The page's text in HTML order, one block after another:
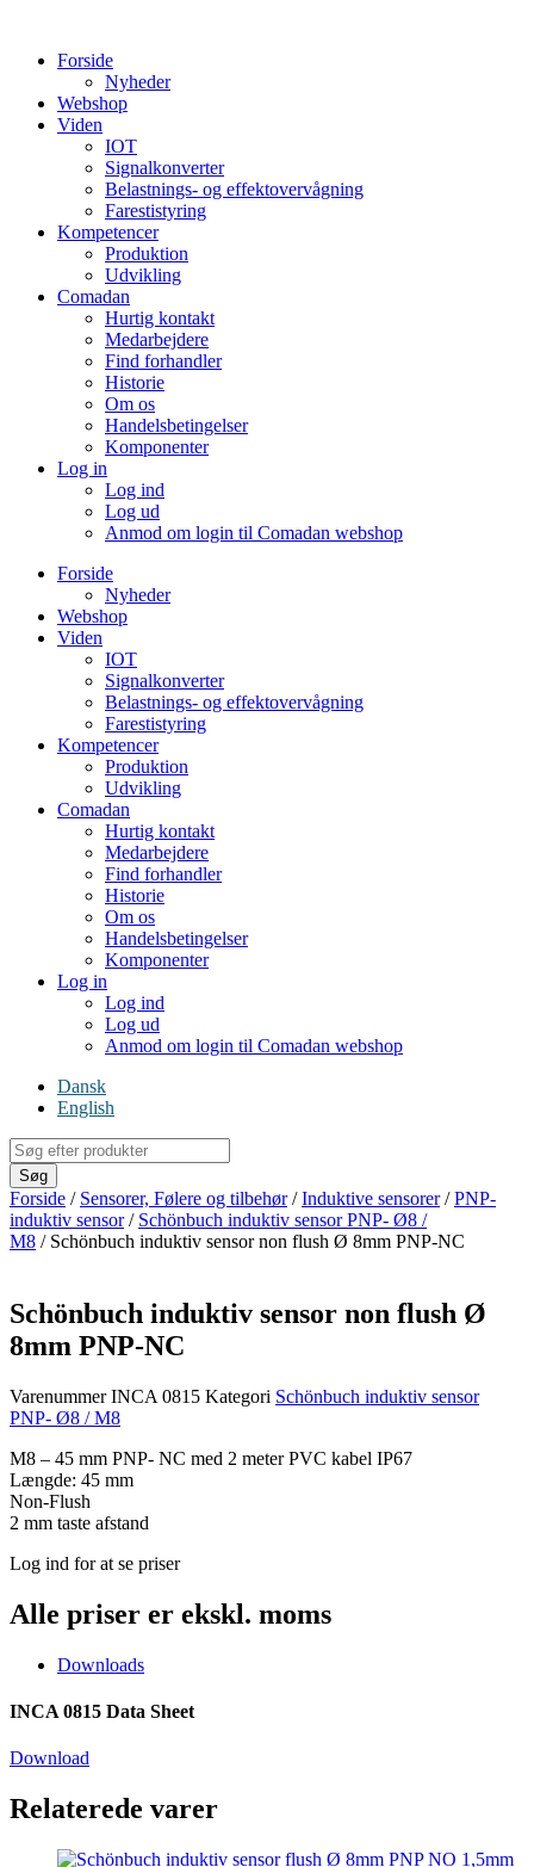
indholdForside
Nyheder
Webshop
Viden
IOT
Signalkonverter
Belastnings- og effektovervågning
Farestistyring
Kompetencer
Produktion
Udvikling
Comadan
Hurtig kontakt
Medarbejdere
Find forhandler
Historie
Om os
Handelsbetingelser
Komponenter
Log in
Log ind
Log ud
Anmod om login til Comadan webshop
Forside
Nyheder
Webshop
Viden
IOT
Signalkonverter
Belastnings- og effektovervågning
Farestistyring
Kompetencer
Produktion
Udvikling
Comadan
Hurtig kontakt
Medarbejdere
Find forhandler
Historie
Om os
Handelsbetingelser
Komponenter
Log in
Log ind
Log ud
Anmod om login til Comadan webshop
Dansk
English
Products
search
Søg
Forside / Sensorer, Følere og tilbehør/Induktive sensorer/PNP-
induktiv sensor/ Schönbuch induktiv sensor PNP- Ø8 /
M8 / Schönbuch induktiv sensor non flush Ø 8mm PNP-NC
Schönbuch induktiv sensor non flush Ø
8mm PNP-NC
VarenummerINCA 0815 Kategori Schönbuch induktiv sensor
PNP- Ø8 / M8
M8 – 45 mm PNP- NC med 2 meter PVC kabel IP67
Længde: 45 mm
Non-Flush
2 mm taste afstand
Log ind for at se priser
Alle priser er ekskl. moms
Downloads
INCA 0815 Data Sheet
Download
Relaterede varer